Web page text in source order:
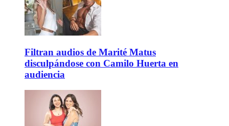
Filtran audios de Marité Matus
disculpándose con Camilo Huerta en
audiencia